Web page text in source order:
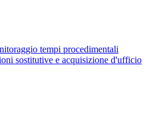
tempi procedimentali
sostitutive e acquisizione d'ufficio